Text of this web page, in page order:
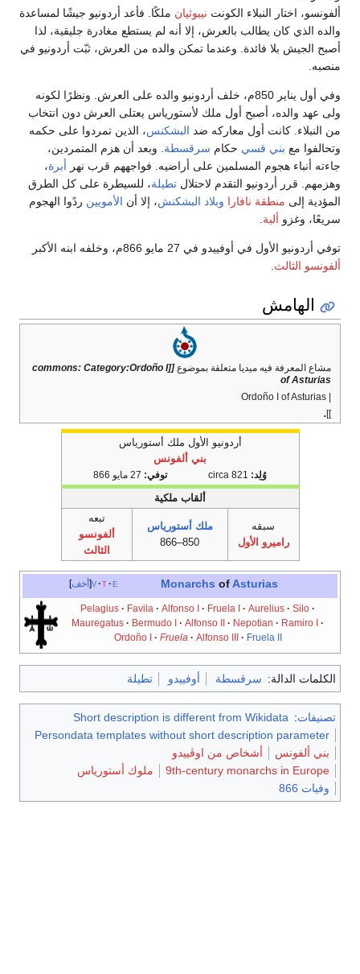
ألفونسو، اختار النبلاء الكونت نيبوثيان ملكًا. فأعد أردونيو جيشًا لمساعدة
والده الذي كان يطالب بالعرش، إلا أنه لم يستطع مغادرة جليقية، لذا
أصبح الجيش بلا فائدة. وعندما تمكن والده من العرش، ثبّت أردونيو في
منصبه.
وفي أول يناير 850م، خلف أردونيو والده على العرش. ونظرًا لكونه
ولى عهد والده، أصبح أول ملك لأستورياس يعتلى العرش دون انتخاب
من النبلاء. كانت أول معاركه ضد البشكنس، الذين تمردوا على حكمه
وتحالفوا مع بني قسي حكام سرقسطة. وبعد أن هزم المتمردين،
جاءته أنباء هجوم المسلمين على أراضيه. فواجههم قرب نهر أبرة،
وهزمهم. قرر أردونيو التقدم لاحتلال تطيلة، للسيطرة على كل الطرق
المؤدية إلى منطقة نافارا وبلاد البشكنش، إلا أن الأمويين ردًوا الهجوم
سريعًا، وغزو ألبة.
توفي أردونيو الأول في أوفييدو في 27 مايو 866م، وخلفه ابنه الأكبر
ألفونسو الثالث.
الهامش
مشاع المعرفة فيه ميديا متعلقة بموضوع [[commons: Category:Ordoño I
of Asturias
| Ordoño I of Asturias
]]
.
أردونيو الأول ملك أستورياس
بني ألفونس
وُلِد: توفي:
ألقاب ملكية
سبقه
راميرو الأول
ملك أستورياس
850–866
تبعه
ألفونسو
الثالث
أخف v t e Monarchs ofAsturias
Pelagius Favila Alfonso I Fruela I Aurelius
Silo
Mauregatus
Bermudo I Alfonso II Nepotian
Ramiro I
Ordoño I
Fruela Alfonso III Fruela II
الكلمات الدالة: سرقسطة أوفييدو تطيلة
تصنيفات:
Short description is different from Wikidata
Persondata templates without short description parameter
بني ألفونس
أشخاص من اوڤييدو
9th-century monarchs in Europe
ملوك أستورياس
وفيات 866